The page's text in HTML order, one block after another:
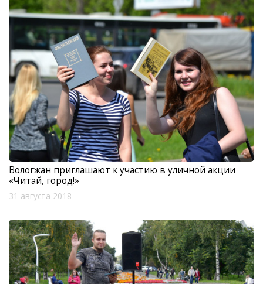
Вологжан приглашают к участию в уличной акции
«Читай, город!»
31 августа 2018